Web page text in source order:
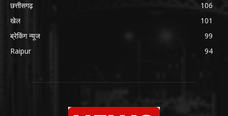
छत्तीसगढ़
106
खेल
101
ब्रेकिंग न्यूज
99
Raipur
94